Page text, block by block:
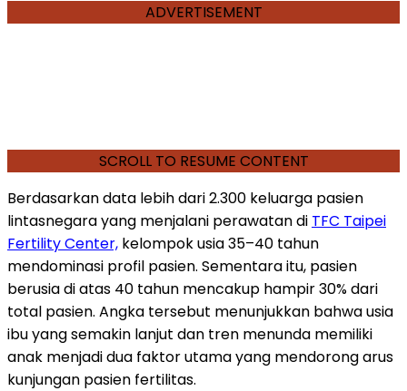
ADVERTISEMENT
SCROLL TO RESUME CONTENT
Berdasarkan data lebih dari 2.300 keluarga pasien
lintasnegara yang menjalani perawatan di TFC Taipei
Fertility Center, kelompok usia 35–40 tahun
mendominasi profil pasien. Sementara itu, pasien
berusia di atas 40 tahun mencakup hampir 30% dari
total pasien. Angka tersebut menunjukkan bahwa usia
ibu yang semakin lanjut dan tren menunda memiliki
anak menjadi dua faktor utama yang mendorong arus
kunjungan pasien fertilitas.